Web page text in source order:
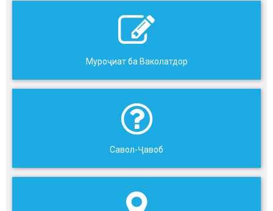
Муроҷиат ба Ваколатдор
Савол-Ҷавоб